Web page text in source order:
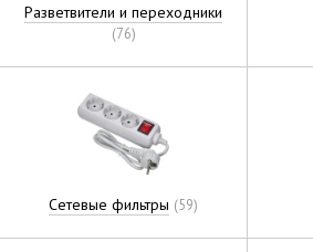
Разветвители и переходники
(76)
Сетевые фильтры (59)